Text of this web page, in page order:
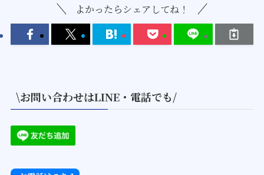
よかったらシェアしてね！
\お問い合わせはLINE・電話でも/